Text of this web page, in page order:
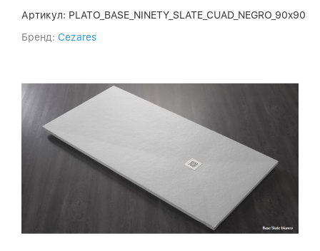
Артикул: PLATO_BASE_NINETY_SLATE_CUAD_NEGRO_90x90
Бренд: Cezares